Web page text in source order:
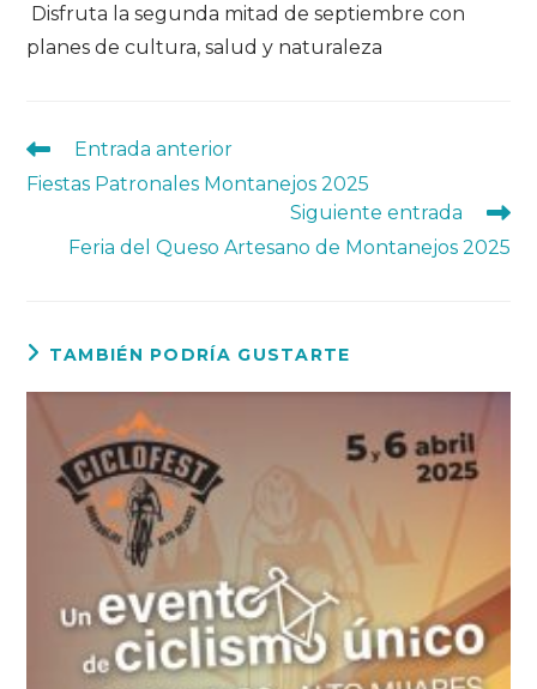
Disfruta la segunda mitad de septiembre con
planes de cultura, salud y naturaleza
Leer
más
artículos
Entrada anterior
Fiestas Patronales Montanejos 2025
Siguiente entrada
Feria del Queso Artesano de Montanejos​ 2025
TAMBIÉN PODRÍA GUSTARTE